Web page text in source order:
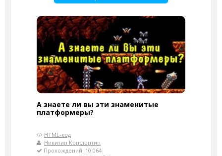
А знаете ли вы эти знаменитые
платформеры?
HTML-код
Никитин Константин
Прохождений: 10 064